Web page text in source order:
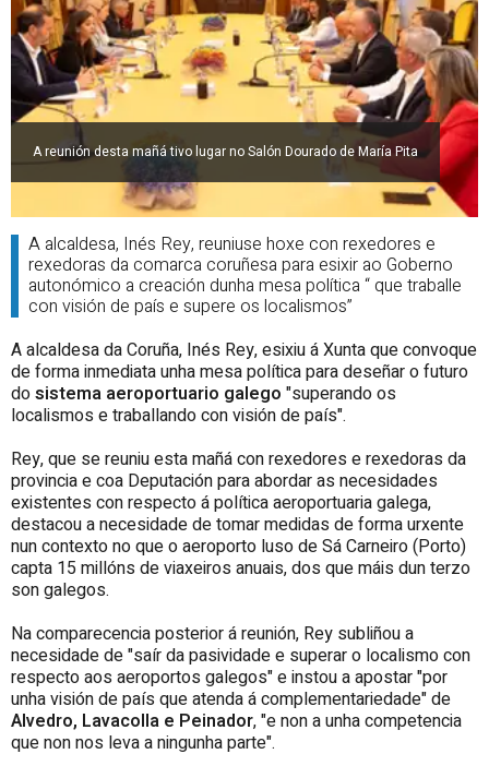
A reunión desta mañá tivo lugar no Salón Dourado de María Pita
A alcaldesa, Inés Rey, reuniuse hoxe con rexedores e
rexedoras da comarca coruñesa para esixir ao Goberno
autonómico a creación dunha mesa política “ que traballe
con visión de país e supere os localismos”
A alcaldesa da Coruña, Inés Rey, esixiu á Xunta que convoque
de forma inmediata unha mesa política para deseñar o futuro
dosistema aeroportuario galego "superando os
localismos e traballando con visión de país".
Rey, que se reuniu esta mañá con rexedores e rexedoras da
provincia e coa Deputación para abordar as necesidades
existentes con respecto á política aeroportuaria galega,
destacou a necesidade de tomar medidas de forma urxente
nun contexto no que o aeroporto luso de Sá Carneiro (Porto)
capta 15 millóns de viaxeiros anuais, dos que máis dun terzo
son galegos.
Na comparecencia posterior á reunión, Rey subliñou a
necesidade de "saír da pasividade e superar o localismo con
respecto aos aeroportos galegos" e instou a apostar "por
unha visión de país que atenda á complementariedade" de
Alvedro, Lavacolla e Peinador, "e non a unha competencia
que non nos leva a ningunha parte".